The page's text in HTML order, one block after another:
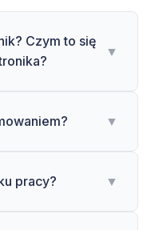
Czym to się
▼
▼
pracy? ▼